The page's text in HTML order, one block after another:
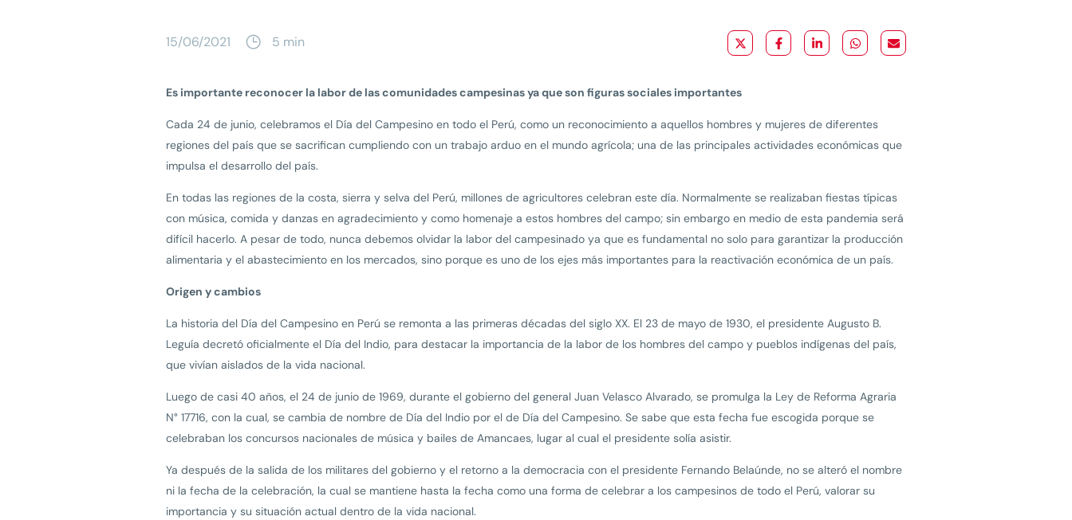
15/06/2021 5 min
Es importante reconocer la labor de las comunidades campesinas ya que son figuras sociales importantes
Cada 24 de junio, celebramos el Día del Campesino en todo el Perú, como un reconocimiento a aquellos hombres y mujeres de diferentes
regiones del país que se sacrifican cumpliendo con un trabajo arduo en el mundo agrícola; una de las principales actividades económicas que
impulsa el desarrollo del país.
En todas las regiones de la costa, sierra y selva del Perú, millones de agricultores celebran este día. Normalmente se realizaban fiestas típicas
con música, comida y danzas en agradecimiento y como homenaje a estos hombres del campo; sin embargo en medio de esta pandemia será
difícil hacerlo. A pesar de todo, nunca debemos olvidar la labor del campesinado ya que es fundamental no solo para garantizar la producción
alimentaria y el abastecimiento en los mercados, sino porque es uno de los ejes más importantes para la reactivación económica de un país.
Origen y cambios
La historia del Día del Campesino en Perú se remonta a las primeras décadas del siglo XX. El 23 de mayo de 1930, el presidente Augusto B.
Leguía decretó oficialmente el Día del Indio, para destacar la importancia de la labor de los hombres del campo y pueblos indígenas del país,
que vivían aislados de la vida nacional.
Luego de casi 40 años, el 24 de junio de 1969, durante el gobierno del general Juan Velasco Alvarado, se promulga la Ley de Reforma Agraria
N° 17716, con la cual, se cambia de nombre de Día del Indio por el de Día del Campesino. Se sabe que esta fecha fue escogida porque se
celebraban los concursos nacionales de música y bailes de Amancaes, lugar al cual el presidente solía asistir.
Ya después de la salida de los militares del gobierno y el retorno a la democracia con el presidente Fernando Belaúnde, no se alteró el nombre
ni la fecha de la celebración, la cual se mantiene hasta la fecha como una forma de celebrar a los campesinos de todo el Perú, valorar su
importancia y su situación actual dentro de la vida nacional.